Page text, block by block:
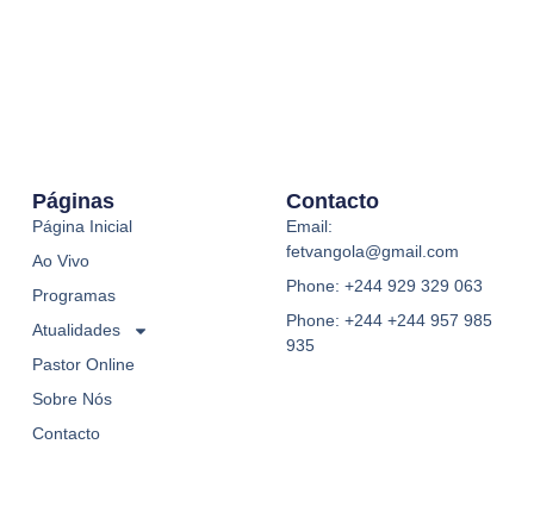
Páginas
Página Inicial
Ao Vivo
Programas
Atualidades
Pastor Online
Sobre Nós
Contacto
Contacto
Email:
fetvangola@gmail.com
Phone: +244 929 329 063
Phone: +244 +244 957 985
935